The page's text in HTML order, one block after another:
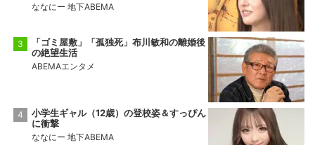
ななにー 地下ABEMA
「ゴミ屋敷」「孤独死」布川敏和の離婚後
の絶望生活
ABEMAエンタメ
小学生ギャル（12歳）の登校姿＆すっぴん
に衝撃
ななにー 地下ABEMA